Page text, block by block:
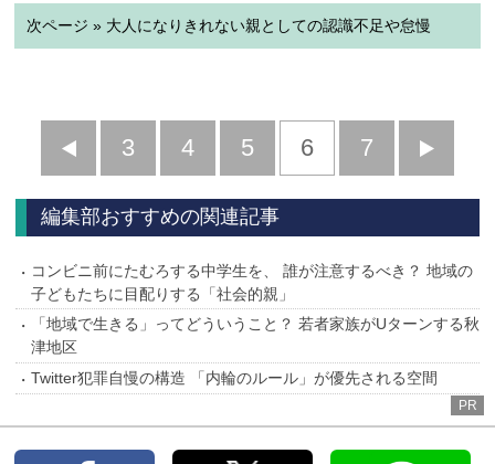
次ページ » 大人になりきれない親としての認識不足や怠慢
前
へ
3 4 5 6 7
へ
編集部おすすめの関連記事
コンビニ前にたむろする中学生を、 誰が注意するべき？ 地域の
子どもたちに目配りする「社会的親」
「地域で生きる」ってどういうこと？ 若者家族がUターンする秋
津地区
Twitter犯罪自慢の構造 「内輪のルール」が優先される空間
PR